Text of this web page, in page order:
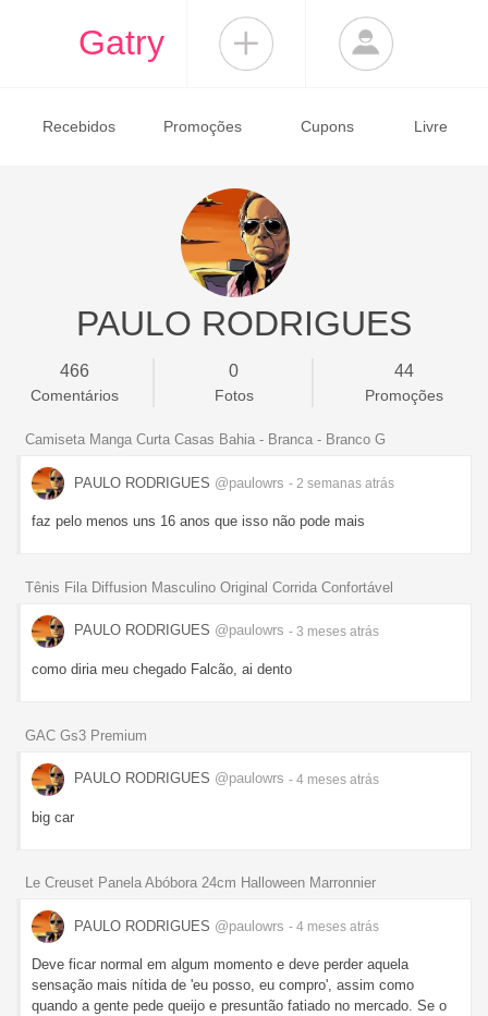
Gatry
Recebidos Promoções Cupons Livre
PAULO RODRIGUES
466
Comentários
0
Fotos
44
Promoções
Camiseta Manga Curta Casas Bahia - Branca - Branco G
PAULO RODRIGUES @paulowrs - 2 semanas atrás
faz pelo menos uns 16 anos que isso não pode mais
Tênis Fila Diffusion Masculino Original Corrida Confortável
PAULO RODRIGUES @paulowrs - 3 meses atrás
como diria meu chegado Falcão, ai dento
GAC Gs3 Premium
PAULO RODRIGUES @paulowrs - 4 meses atrás
big car
Le Creuset Panela Abóbora 24cm Halloween Marronnier
PAULO RODRIGUES @paulowrs - 4 meses atrás
Deve ficar normal em algum momento e deve perder aquela
sensação mais nítida de 'eu posso, eu compro', assim como
quando a gente pede queijo e presuntão fatiado no mercado. Se o